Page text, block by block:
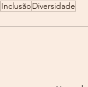
InclusãoDiversidade